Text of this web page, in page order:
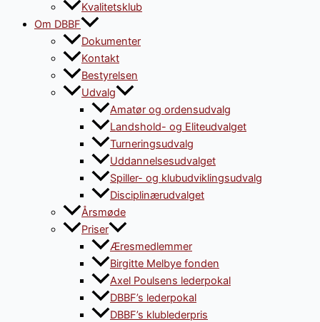
Kvalitetsklub
Om DBBF
Dokumenter
Kontakt
Bestyrelsen
Udvalg
Amatør og ordensudvalg
Landshold- og Eliteudvalget
Turneringsudvalg
Uddannelsesudvalget
Spiller- og klubudviklingsudvalg
Disciplinærudvalget
Årsmøde
Priser
Æresmedlemmer
Birgitte Melbye fonden
Axel Poulsens lederpokal
DBBF’s lederpokal
DBBF’s klublederpris